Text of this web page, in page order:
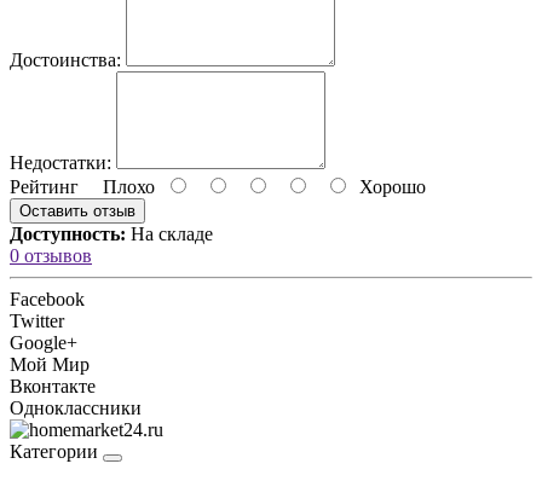
Достоинства:
Недостатки:
Рейтинг Плохо Хорошо
Оставить отзыв
Доступность: На складе
0 отзывов
Facebook
Twitter
Google+
Мой Мир
Вконтакте
Одноклассники
Категории